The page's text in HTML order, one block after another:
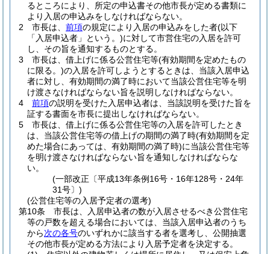
るところにより、所定の申込書その他市長が定める書類に
より入居の申込みをしなければならない。
2
市長は、 前項の規定により入居の申込みをした者(以下
「入居申込者」という。)に対して市営住宅の入居を許可
し、その旨を通知するものとする。
3
市長は、借上げに係る公営住宅等(有効期間を定めたもの
に限る。)の入居を許可しようとするときは、当該入居申込
者に対し、有効期間の満了時において当該公営住宅等を明
け渡さなければならない旨を説明しなければならない。
4
前項の説明を受けた入居申込者は、当該説明を受けた旨を
証する書面を市長に提出しなければならない。
5
市長は、借上げに係る公営住宅等の入居を許可したとき
は、当該公営住宅等の借上げの期間の満了時(有効期間を定
めた場合にあっては、有効期間の満了時)に当該公営住宅等
を明け渡さなければならない旨を通知しなければならな
い。
(一部改正〔平成13年条例16号・16年128号・24年
31号〕)
(公営住宅等の入居予定者の選考)
第10条
市長は、入居申込者の数が入居させるべき公営住宅
等の戸数を超える場合においては、当該入居申込者のうち
から次の各号のいずれかに該当する者を選考し、公開抽選
その他市長が定める方法により入居予定者を決定する。